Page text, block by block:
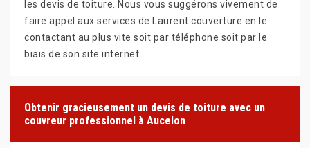
les devis de toiture. Nous vous suggérons vivement de
faire appel aux services de Laurent couverture en le
contactant au plus vite soit par téléphone soit par le
biais de son site internet.
Obtenir gracieusement un devis de toiture avec un
couvreur professionnel à Aucelon